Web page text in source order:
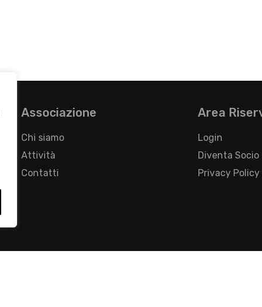
Associazione
Chi siamo
Attività
Contatti
Area
Login
Diventa Socio
Privacy Policy